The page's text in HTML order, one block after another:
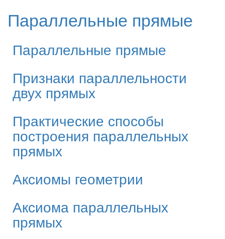
Параллельные прямые
Параллельные прямые
Признаки параллельности
двух прямых
Практические способы
построения параллельных
прямых
Аксиомы геометрии
Аксиома параллельных
прямых